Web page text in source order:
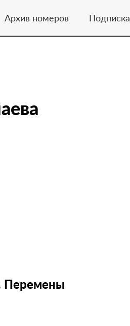
Архив номеров Подписка
Перемены